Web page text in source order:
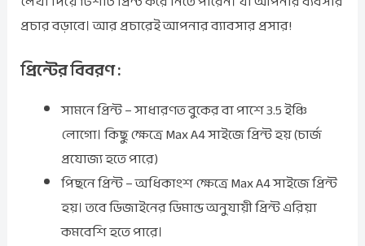
প্রচার বড়াবে। আর প্রচারেই আপনার ব্যাবসার প্রসার!
প্রিন্টের বিবরণ :
সামনে প্রিন্ট – সাধারণত বুকের বা পাশে 3.5 ইঞ্চি
লোগো। কিছু ক্ষেত্রে Max A4 সাইজে প্রিন্ট হয় (চার্জ
প্রযোজ্য হতে পারে)
পিছনে প্রিন্ট – অধিকাংশ ক্ষেত্রে Max A4 সাইজে প্রিন্ট
হয়। তবে ডিজাইনের ডিমান্ড অনুযায়ী প্রিন্ট এরিয়া
কমবেশি হতে পারে।